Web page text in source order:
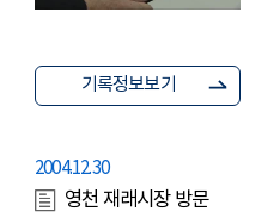
기록정보보기
2004.12.30
영천 재래시장 방문